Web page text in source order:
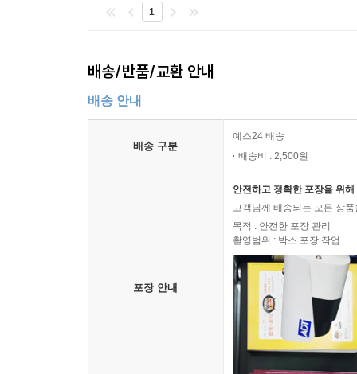
1
배송/반품/교환 안내
배송 안내
배송 구분
예스24 배송
배송비 : 2,500원
포장 안내
안전하고 정확한 포장을 위
고객님께 배송되는 모든 상
목적 : 안전한 포장 관리
촬영범위 : 박스 포장 작업